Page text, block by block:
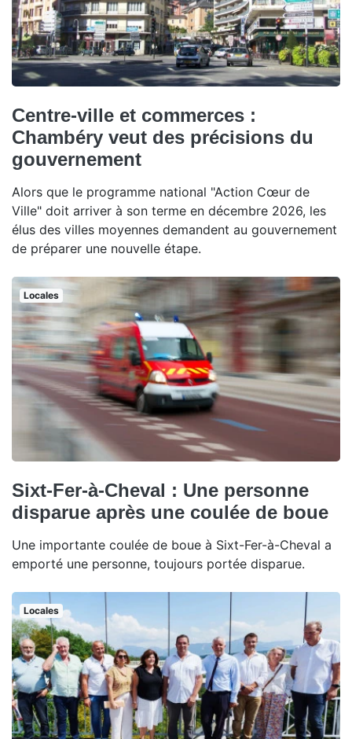
Centre-ville et commerces :
Chambéry veut des précisions du
gouvernement
Alors que le programme national "Action Cœur de
Ville" doit arriver à son terme en décembre 2026, les
élus des villes moyennes demandent au gouvernement
de préparer une nouvelle étape.
Locales
Sixt-Fer-à-Cheval : Une personne
disparue après une coulée de boue
Une importante coulée de boue à Sixt-Fer-à-Cheval a
emporté une personne, toujours portée disparue.
Locales